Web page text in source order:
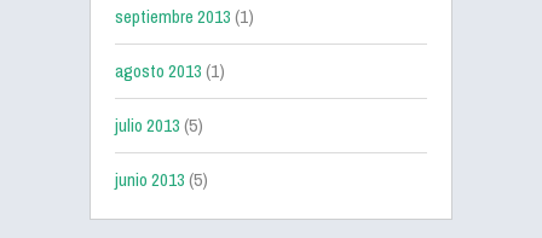
septiembre 2013(1)
agosto 2013(1)
julio 2013(5)
junio 2013(5)